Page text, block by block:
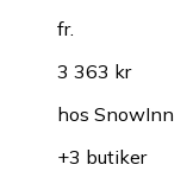
fr.
3 363 kr
hos SnowInn
+3 butiker